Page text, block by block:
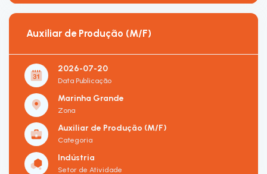
Auxiliar de Produção (M/F)
2026-07-20
Data Publicação
Marinha Grande
Zona
Auxiliar de Produção (M/F)
Categoria
Indústria
Setor de Atividade